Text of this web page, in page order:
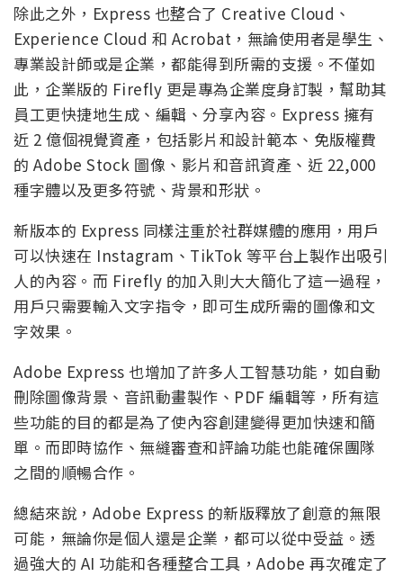
除此之外，Express 也整合了 Creative Cloud、
Experience Cloud 和 Acrobat，無論使用者是學生、
專業設計師或是企業，都能得到所需的支援。不僅如
此，企業版的 Firefly 更是專為企業度身訂製，幫助其
員工更快捷地生成、編輯、分享內容。Express 擁有
近 2 億個視覺資產，包括影片和設計範本、免版權費
的 Adobe Stock 圖像、影片和音訊資產、近 22,000
種字體以及更多符號、背景和形狀。
新版本的 Express 同樣注重於社群媒體的應用，用戶
可以快速在 Instagram、TikTok 等平台上製作出吸引
人的內容。而 Firefly 的加入則大大簡化了這一過程，
用戶只需要輸入文字指令，即可生成所需的圖像和文
字效果。
Adobe Express 也增加了許多人工智慧功能，如自動
刪除圖像背景、音訊動畫製作、PDF 編輯等，所有這
些功能的目的都是為了使內容創建變得更加快速和簡
單。而即時協作、無縫審查和評論功能也能確保團隊
之間的順暢合作。
總結來說，Adobe Express 的新版釋放了創意的無限
可能，無論你是個人還是企業，都可以從中受益。透
過強大的 AI 功能和各種整合工具，Adobe 再次確定了